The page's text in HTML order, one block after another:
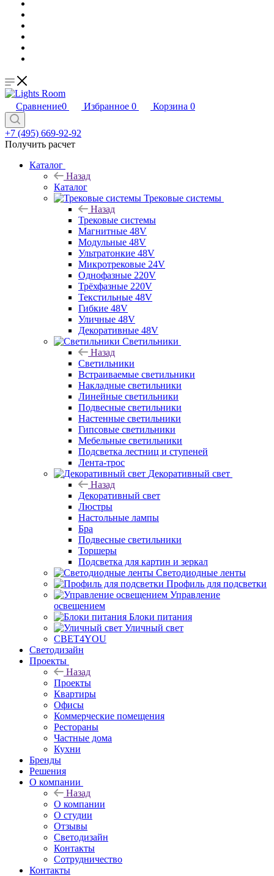
Сравнение0 Избранное 0 Корзина 0
+7 (495) 669-92-92
Получить расчет
Каталог
Назад
Каталог
Трековые системы
Назад
Трековые системы
Магнитные 48V
Модульные 48V
Ультратонкие 48V
Микротрековые 24V
Однофазные 220V
Трёхфазные 220V
Текстильные 48V
Гибкие 48V
Уличные 48V
Декоративные 48V
Светильники
Назад
Светильники
Встраиваемые светильники
Накладные светильники
Линейные светильники
Подвесные светильники
Настенные светильники
Гипсовые светильники
Мебельные светильники
Подсветка лестниц и ступеней
Лента-трос
Декоративный свет
Назад
Декоративный свет
Люстры
Настольные лампы
Бра
Подвесные светильники
Торшеры
Подсветка для картин и зеркал
Светодиодные ленты
Профиль для подсветки
Управление
освещением
Блоки питания
Уличный свет
СВЕТ4YOU
Светодизайн
Проекты
Назад
Проекты
Квартиры
Офисы
Коммерческие помещения
Рестораны
Частные дома
Кухни
Бренды
Решения
О компании
Назад
О компании
О студии
Отзывы
Светодизайн
Контакты
Сотрудничество
Контакты